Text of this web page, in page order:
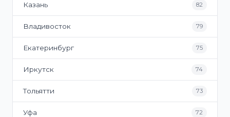
Казань 82
Владивосток 79
Екатеринбург 75
Иркутск 74
Тольятти 73
Уфа 72